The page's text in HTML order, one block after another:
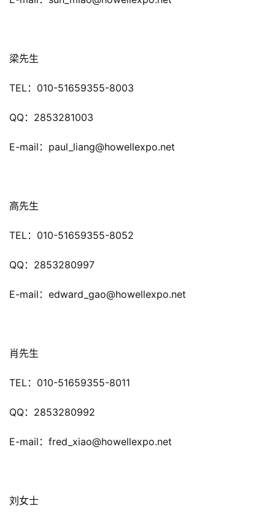
游
闲
戏
0
5
十
届
月
游
梁先生
TEL：010-51659355-8003
QQ：2853281003
E-mail：paul_liang@howellexpo.net
高先生
TEL：010-51659355-8052
QQ：2853280997
E-mail：edward_gao@howellexpo.net
肖先生
TEL：010-51659355-8011
QQ：2853280992
E-mail：fred_xiao@howellexpo.net
刘女士